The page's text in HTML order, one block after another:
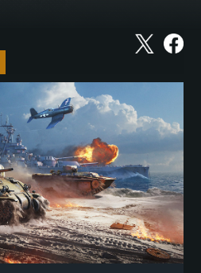
X フ
ェ
ス
ク